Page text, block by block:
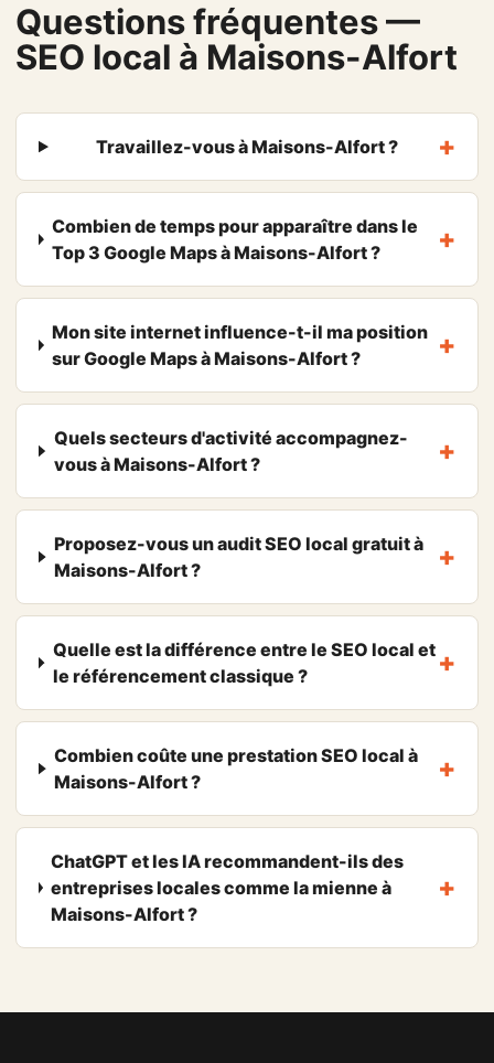
Questions fréquentes —
SEO local à Maisons-Alfort
Travaillez-vous à Maisons-Alfort ?
Combien de temps pour apparaître dans le
Top 3 Google Maps à Maisons-Alfort ?
Mon site internet influence-t-il ma position
sur Google Maps à Maisons-Alfort ?
Quels secteurs d'activité accompagnez-
vous à Maisons-Alfort ?
Proposez-vous un audit SEO local gratuit à
Maisons-Alfort ?
Quelle est la différence entre le SEO local et
le référencement classique ?
Combien coûte une prestation SEO local à
Maisons-Alfort ?
ChatGPT et les IA recommandent-ils des
entreprises locales comme la mienne à
Maisons-Alfort ?